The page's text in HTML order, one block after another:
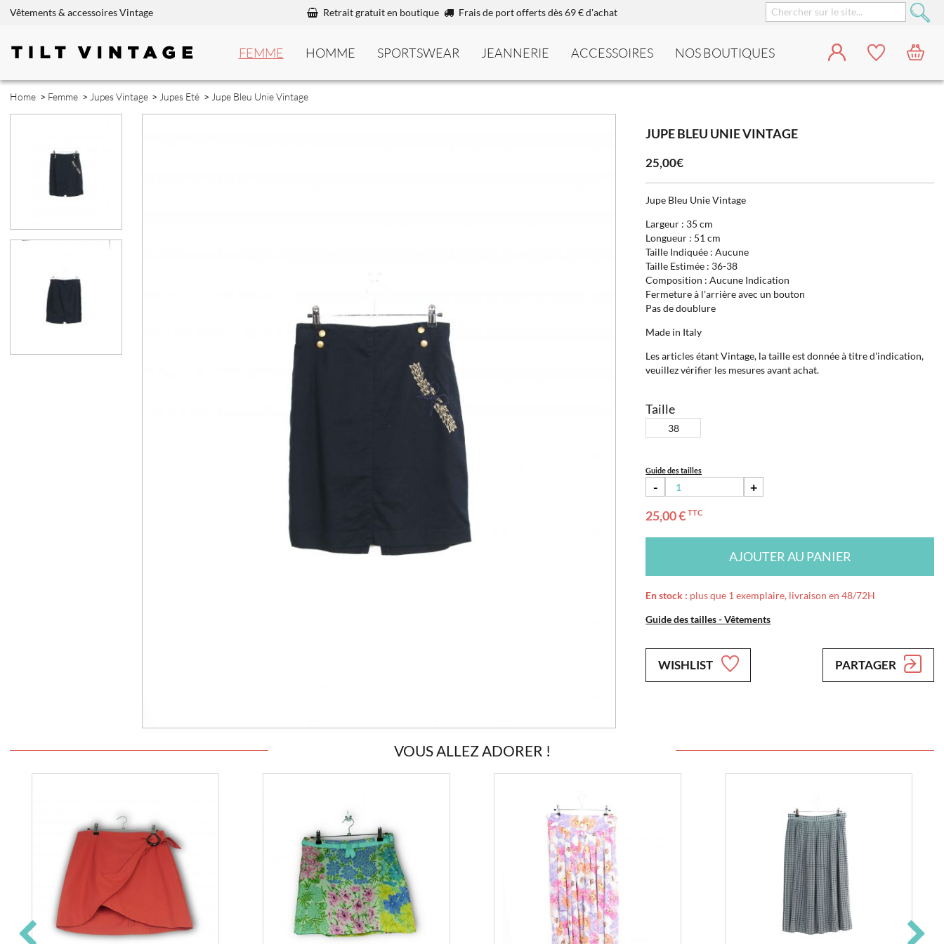
Vêtements & accessoires Vintage Retrait gratuit en boutique Frais de port offerts dès 69 € d'achat
FEMME HOMME SPORTSWEAR JEANNERIE ACCESSOIRES NOS BOUTIQUES
Home > Femme > Jupes Vintage > Jupes Eté > Jupe Bleu Unie Vintage
JUPE BLEU UNIE VINTAGE
25,00€
Jupe Bleu Unie Vintage
Largeur : 35 cm
Longueur : 51 cm
Taille Indiquée : Aucune
Taille Estimée : 36-38
Composition : Aucune Indication
Fermeture à l'arrière avec un bouton
Pas de doublure
Made in Italy
Les articles étant Vintage, la taille est donnée à titre d'indication,
veuillez vérifier les mesures avant achat.
Taille
38
Guide des tailles
-
+
25,00 €TTC
AJOUTER AU PANIER
En stock : plus que 1 exemplaire, livraison en 48/72H
Guide des tailles - Vêtements
WISHLIST PARTAGER
VOUS ALLEZ ADORER !